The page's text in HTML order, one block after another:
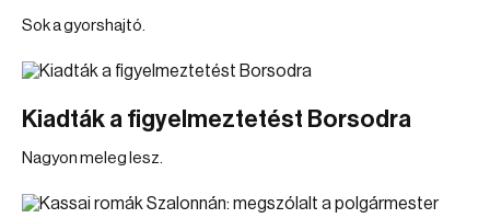
Sok a gyorshajtó.
Kiadták a figyelmeztetést Borsodra
Nagyon meleg lesz.